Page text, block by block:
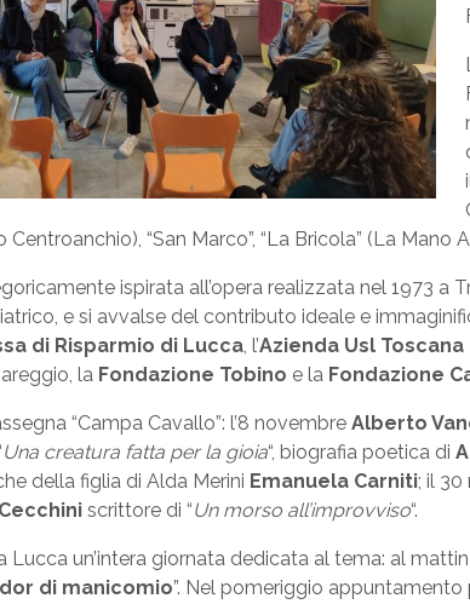
“San Marco”, “La Bricola” (La Mano
ispirata all’opera realizzata nel 1973 a
e si avvalse del contributo ideale e
di Risparmio di Lucca, l’Azienda Usl
la Fondazione Tobino e la Fondazione
“Campa Cavallo”: l’8 novembre Alberto
Una creatura fatta per la gioia“, biografia poetica di
della figlia di Alda Merini Emanuela Carniti; il
scrittore di “Un morso all’improvviso“.
Lucca un’intera giornata dedicata al tema: al
di manicomio”. Nel pomeriggio appuntamento